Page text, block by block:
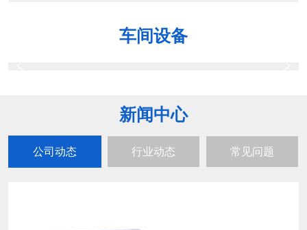
车间设备
新闻中心
公司动态 行业动态 常见问题